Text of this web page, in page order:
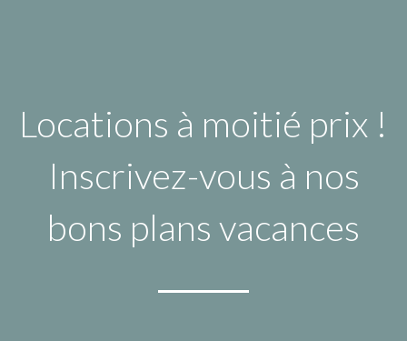
Locations à moitié prix !
Inscrivez-vous à nos
bons plans vacances